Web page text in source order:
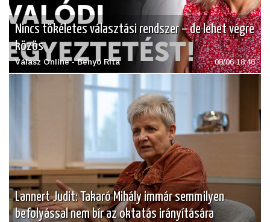
Nincs tökéletes választási rendszer – de lehet végre
közös
Válasz Online - Benyó Rita 08/06 18:46
Lannert Judit: Takaró Mihály immár semmilyen
befolyással nem bír az oktatás irányítására